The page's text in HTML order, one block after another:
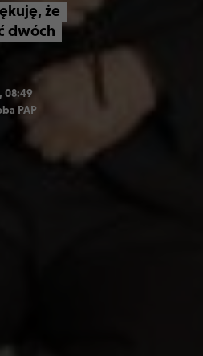
że
dwóch
08:49
PAP